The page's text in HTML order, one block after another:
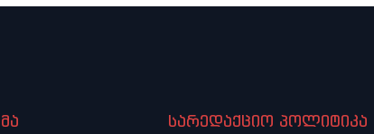
სარედაქციო პოლიტიკა